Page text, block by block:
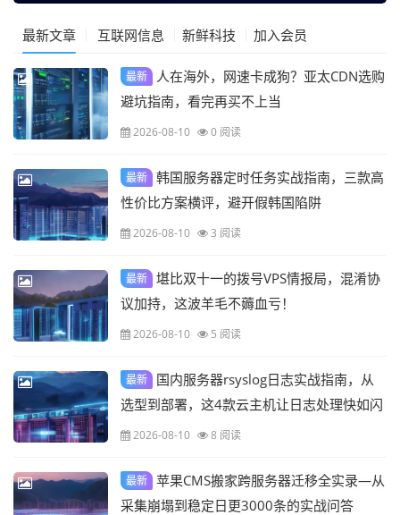
最新文章 互联网信息 新鲜科技 加入会员
最新
人在海外，网速卡成狗？亚太CDN选购
避坑指南，看完再买不上当
2026-08-10 0 阅读
最新 韩国服务器定时任务实战指南，三款高
性价比方案横评，避开假韩国陷阱
2026-08-10 3 阅读
最新 堪比双十一的拨号VPS情报局，混淆协
议加持，这波羊毛不薅血亏！
2026-08-10 5 阅读
最新
国内服务器rsyslog日志实战指南，从
选型到部署，这4款云主机让日志处理快如闪
电2026-08-10 8 阅读
最新 苹果CMS搬家跨服务器迁移全实录—从
采集崩塌到稳定日更3000条的实战问答